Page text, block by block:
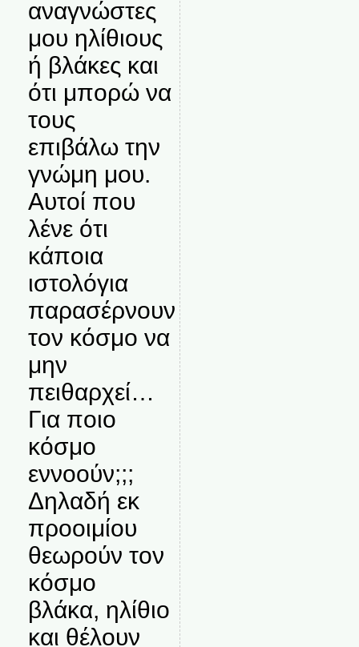
αναγνώστες
μου ηλίθιους
ή βλάκες και
ότι μπορώ να
τους
επιβάλω την
γνώμη μου.
Αυτοί που
λένε ότι
κάποια
ιστολόγια
παρασέρνουν
τον κόσμο να
μην
πειθαρχεί…
Για ποιο
κόσμο
εννοούν;;;
Δηλαδή εκ
προοιμίου
θεωρούν τον
κόσμο
βλάκα, ηλίθιο
και θέλουν